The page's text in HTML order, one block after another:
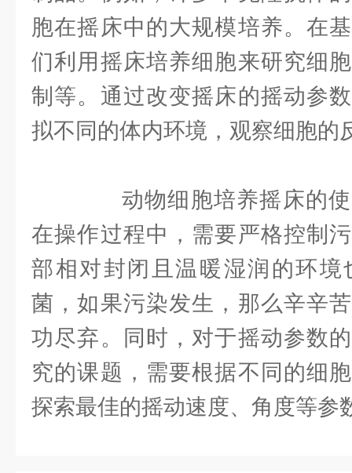
胞在摇床中的大规模培养。在
们利用摇床培养细胞来研究细
制等。通过改变摇床的摇动参
拟不同的体内环境，观察细胞的
动物细胞培养摇床的使
在操作过程中，需要严格控制
部相对封闭且温暖湿润的环境
菌，如果污染发生，那么辛辛
功尽弃。同时，对于摇动参数
究的课题，需要根据不同的细
探索最佳的摇动速度、角度等参